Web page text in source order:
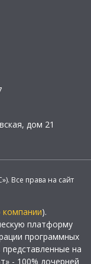
дом 21
Все права на сайт
компании).
платформу
программных
на
- 100% дочерней